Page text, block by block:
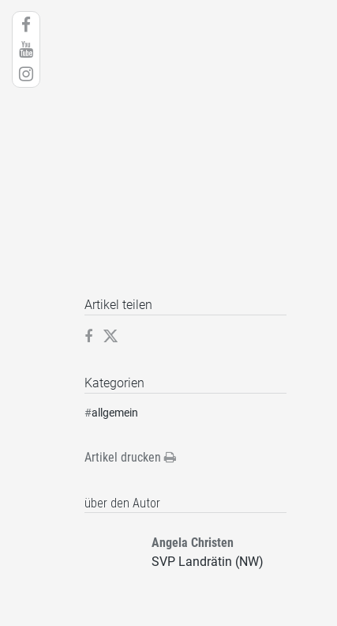
Artikel teilen
Kategorien
#allgemein
Artikel drucken
über den Autor
Angela Christen
SVP Landrätin (NW)